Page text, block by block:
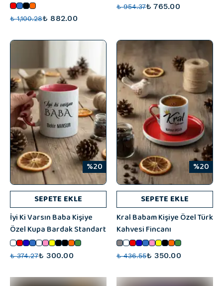
₺ 1,100.28₺ 882.00
₺ 954.37₺ 765.00
%20
SEPETE EKLE
İyi Ki Varsın Baba Kişiye
Özel Kupa Bardak Standart
₺ 374.27₺ 300.00
%20
SEPETE EKLE
Kral Babam Kişiye Özel Türk
Kahvesi Fincanı
₺ 436.55₺ 350.00